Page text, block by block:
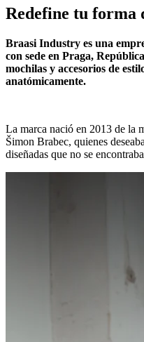
Redefine tu forma
Braasi Industry es una
con sede en Praga,
mochilas y accesorios de
anatómicamente.
La marca nació en 2013 de la
Šimon Brabec, quienes
diseñadas que no se